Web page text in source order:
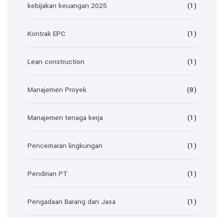
kebijakan keuangan 2025 (1)
Kontrak EPC (1)
Lean construction (1)
Manajemen Proyek (8)
Manajemen tenaga kerja (1)
Pencemaran lingkungan (1)
Pendirian PT (1)
Pengadaan Barang dan Jasa (1)